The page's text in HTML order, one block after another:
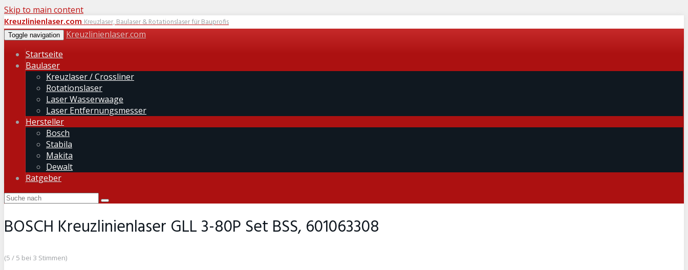
Skip to main content
Kreuzlinienlaser.comKreuzlaser, Baulaser & Rotationslaser für Bauprofis
Toggle navigation
Kreuzlinienlaser.com
Startseite
Baulaser
Kreuzlaser / Crossliner
Rotationslaser
Laser Wasserwaage
Laser Entfernungsmesser
Hersteller
Bosch
Stabila
Makita
Dewalt
Ratgeber
BOSCH Kreuzlinienlaser GLL 3-80P Set BSS, 601063308
(5 / 5 bei 3 Stimmen)